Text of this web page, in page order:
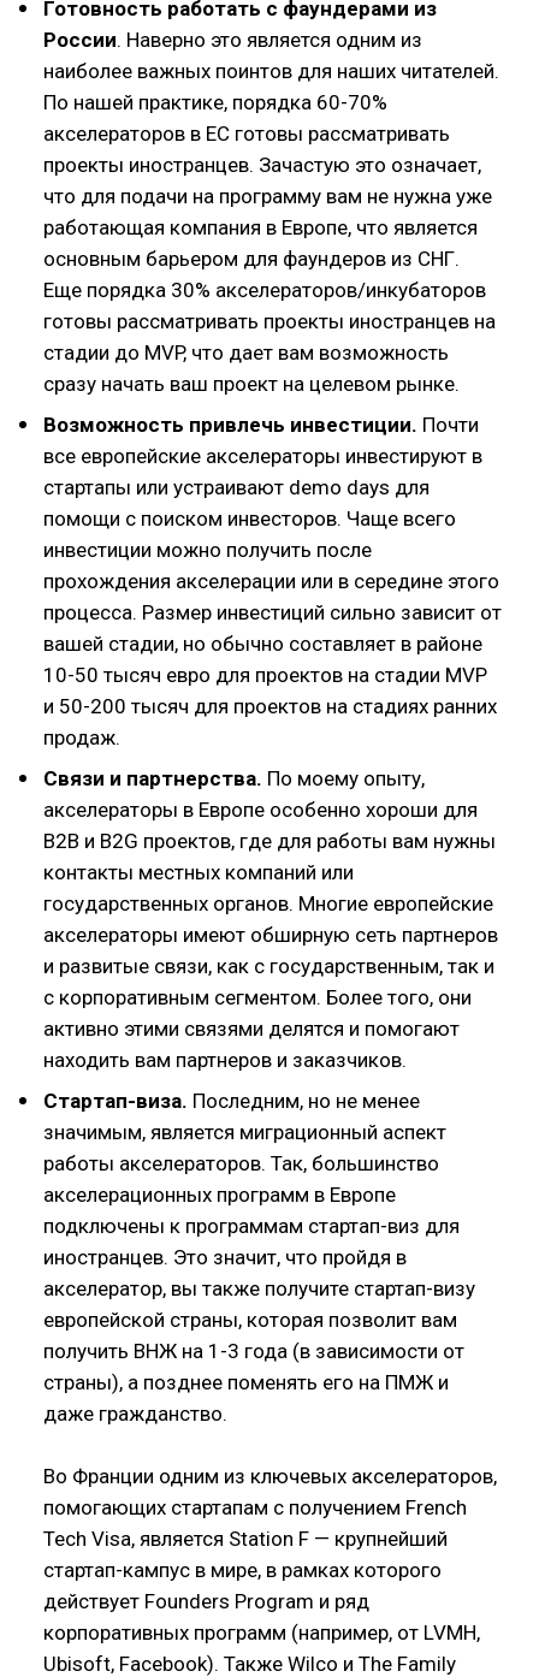
Готовность работать с фаундерами из
России. Наверно это является одним из
наиболее важных поинтов для наших читателей.
По нашей практике, порядка 60-70%
акселераторов в ЕС готовы рассматривать
проекты иностранцев. Зачастую это означает,
что для подачи на программу вам не нужна уже
работающая компания в Европе, что является
основным барьером для фаундеров из СНГ.
Еще порядка 30% акселераторов/инкубаторов
готовы рассматривать проекты иностранцев на
стадии до MVP, что дает вам возможность
сразу начать ваш проект на целевом рынке.
Возможность привлечь инвестиции. Почти
все европейские акселераторы инвестируют в
стартапы или устраивают demo days для
помощи с поиском инвесторов. Чаще всего
инвестиции можно получить после
прохождения акселерации или в середине этого
процесса. Размер инвестиций сильно зависит от
вашей стадии, но обычно составляет в районе
10-50 тысяч евро для проектов на стадии MVP
и 50-200 тысяч для проектов на стадиях ранних
продаж.
Связи и партнерства. По моему опыту,
акселераторы в Европе особенно хороши для
B2B и B2G проектов, где для работы вам нужны
контакты местных компаний или
государственных органов. Многие европейские
акселераторы имеют обширную сеть партнеров
и развитые связи, как с государственным, так и
с корпоративным сегментом. Более того, они
активно этими связями делятся и помогают
находить вам партнеров и заказчиков.
Стартап-виза. Последним, но не менее
значимым, является миграционный аспект
работы акселераторов. Так, большинство
акселерационных программ в Европе
подключены к программам стартап-виз для
иностранцев. Это значит, что пройдя в
акселератор, вы также получите стартап-визу
европейской страны, которая позволит вам
получить ВНЖ на 1-3 года (в зависимости от
страны), а позднее поменять его на ПМЖ и
даже гражданство.
Во Франции одним из ключевых акселераторов,
помогающих стартапам с получением French
Tech Visa, является Station F — крупнейший
стартап-кампус в мире, в рамках которого
действует Founders Program и ряд
корпоративных программ (например, от LVMH,
Ubisoft, Facebook). Также Wilco и The Family